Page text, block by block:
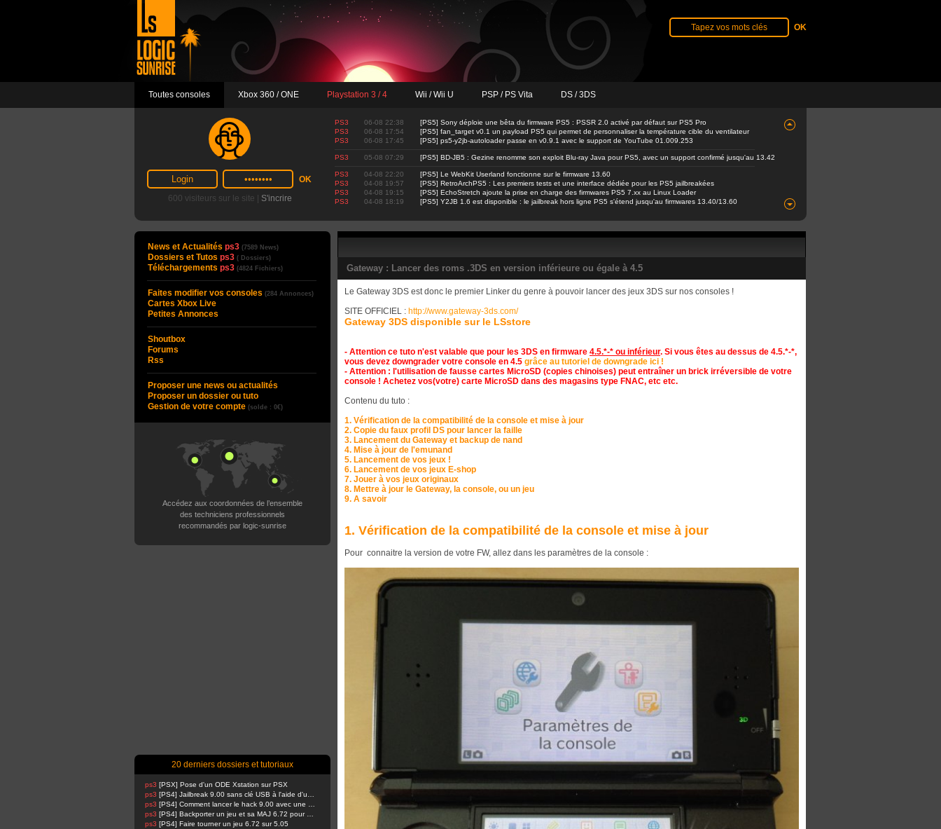
Toutes consoles Xbox 360 / ONE Playstation 3 / 4 Wii / Wii U PSP / PS Vita DS / 3DS
600 visiteurs sur le site | S'incrire
PS3 06-08 22:38
[PS5] Sony déploie une bêta du firmware PS5 : PSSR 2.0 activé par défaut sur PS5 Pro
PS3
06-08 17:54
[PS5] fan_target v0.1 un payload PS5 qui permet de personnaliser la température cible du ventilateur
PS3
06-08 17:45 [PS5] ps5-y2jb-autoloader passe en v0.9.1 avec le support de YouTube 01.009.253
PS3 05-08 07:29 [PS5] BD-JB5 : Gezine renomme son exploit Blu-ray Java pour PS5, avec un support confirmé jusqu'au 13.42
PS3 04-08 22:20
[PS5] Le WebKit Userland fonctionne sur le firmware 13.60
PS3
04-08 19:57
[PS5] RetroArchPS5 : Les premiers tests et une interface dédiée pour les PS5 jailbreakées
PS3
04-08 19:15
[PS5] EchoStretch ajoute la prise en charge des firmwares PS5 7.xx au Linux Loader
PS3
04-08 18:19 [PS5] Y2JB 1.6 est disponible : le jailbreak hors ligne PS5 s'étend jusqu'au firmwares 13.40/13.60
News et Actualités ps3 (7589 News)
Dossiers et Tutos ps3 ( Dossiers)
Téléchargements ps3 (4824 Fichiers)
Faites modifier vos consoles (284 Annonces)
Cartes Xbox Live
Petites Annonces
Shoutbox
Forums
Rss
Proposer une news ou actualités
Proposer un dossier ou tuto
Gestion de votre compte (solde : 0€)
Accédez aux coordonnées de l’ensemble
des techniciens professionnels
recommandés par logic-sunrise
20 derniers dossiers et tutoriaux
ps3 [PSX] Pose d'un ODE Xstation sur PSX
ps3
ps3
ps3
ps3 [PS4] Faire tourner un jeu 6.72 sur 5.05
Gateway : Lancer des roms .3DS en version inférieure ou égale à 4.5
Le Gateway 3DS est donc le premier Linker du genre à pouvoir lancer des jeux 3DS sur nos consoles !
SITE OFFICIEL : http://www.gateway-3ds.com/
Gateway 3DS disponible sur le LSstore
- Attention ce tuto n'est valable que pour les 3DS en firmware 4.5.*-* ou inférieur. Si vous êtes au dessus de 4.5.*-*,
vous devez downgrader votre console en 4.5 grâce au tutoriel de downgrade ici !
- Attention : l'utilisation de fausse cartes MicroSD (copies chinoises) peut entraîner un brick irréversible de votre
console ! Achetez vos(votre) carte MicroSD dans des magasins type FNAC, etc etc.
Contenu du tuto :
1. Vérification de la compatibilité de la console et mise à jour
2. Copie du faux profil DS pour lancer la faille
3. Lancement du Gateway et backup de nand
4. Mise à jour de l'emunand
5. Lancement de vos jeux !
6. Lancement de vos jeux E-shop
7. Jouer à vos jeux originaux
8. Mettre à jour le Gateway, la console, ou un jeu
9. A savoir
1. Vérification de la compatibilité de la console et mise à jour
Pour connaitre la version de votre FW, allez dans les paramètres de la console :